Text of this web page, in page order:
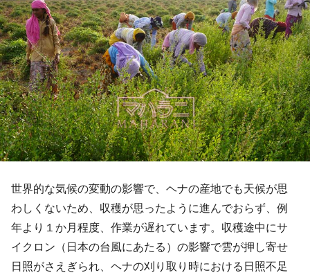
世界的な気候の変動の影響で、ヘナの産地でも天候が思
わしくないため、収穫が思ったように進んでおらず、例
年より１か月程度、作業が遅れています。収穫途中にサ
イクロン（日本の台風にあたる）の影響で雲が押し寄せ
日照がさえぎられ、ヘナの刈り取り時における日照不足